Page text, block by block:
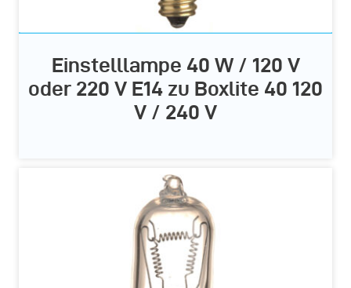
Einstelllampe 40 W / 120 V
oder 220 V E14 zu Boxlite 40 120
V / 240 V